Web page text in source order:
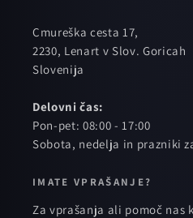
Cmureška cesta 17,
2230, Lenart v Slov. Goricah
Slovenija
Delovni čas:
Pon-pet: 08:00 - 17:00
Sobota, nedelja in prazniki
IMATE VPRAŠANJE?
Za vprašanja ali pomoč nas